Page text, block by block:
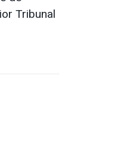
Tribunal